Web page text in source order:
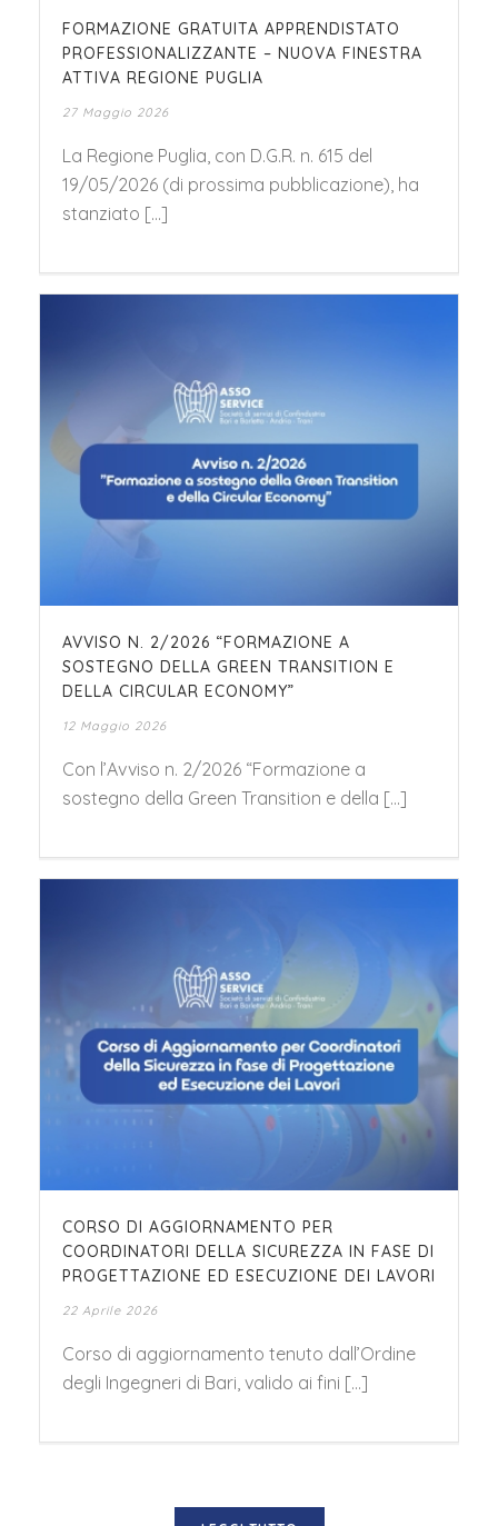
FORMAZIONE GRATUITA APPRENDISTATO
PROFESSIONALIZZANTE – NUOVA FINESTRA
ATTIVA REGIONE PUGLIA
27 Maggio 2026
La Regione Puglia, con D.G.R. n. 615 del
19/05/2026 (di prossima pubblicazione), ha
stanziato [...]
AVVISO N. 2/2026 “FORMAZIONE A
SOSTEGNO DELLA GREEN TRANSITION E
DELLA CIRCULAR ECONOMY”
12 Maggio 2026
Con l’Avviso n. 2/2026 “Formazione a
sostegno della Green Transition e della [...]
CORSO DI AGGIORNAMENTO PER
COORDINATORI DELLA SICUREZZA IN FASE DI
PROGETTAZIONE ED ESECUZIONE DEI LAVORI
22 Aprile 2026
Corso di aggiornamento tenuto dall’Ordine
degli Ingegneri di Bari, valido ai fini [...]